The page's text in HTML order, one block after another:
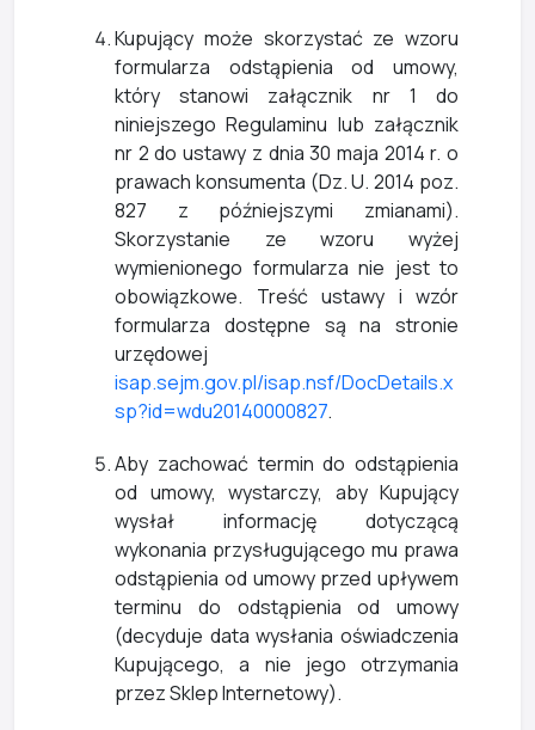
Kupujący może skorzystać ze wzoru
formularza odstąpienia od umowy,
który stanowi załącznik nr 1 do
niniejszego Regulaminu lub załącznik
nr 2 do ustawy z dnia 30 maja 2014 r. o
prawach konsumenta (Dz. U. 2014 poz.
827 z późniejszymi zmianami).
Skorzystanie ze wzoru wyżej
wymienionego formularza nie jest to
obowiązkowe. Treść ustawy i wzór
formularza dostępne są na stronie
urzędowej
isap.sejm.gov.pl/isap.nsf/DocDetails.x
sp?id=wdu20140000827.
Aby zachować termin do odstąpienia
od umowy, wystarczy, aby Kupujący
wysłał informację dotyczącą
wykonania przysługującego mu prawa
odstąpienia od umowy przed upływem
terminu do odstąpienia od umowy
(decyduje data wysłania oświadczenia
Kupującego, a nie jego otrzymania
przez Sklep Internetowy).